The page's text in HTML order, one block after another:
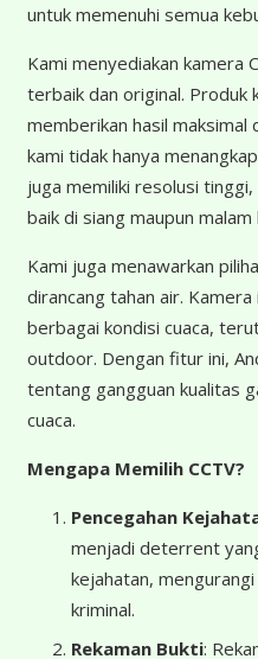
untuk memenuhi semua
Kami menyediakan kamera
terbaik dan original. Produk
memberikan hasil maksimal
kami tidak hanya
juga memiliki resolusi
baik di siang maupun malam
Kami juga menawarkan
dirancang tahan air.
berbagai kondisi cuaca,
outdoor. Dengan fitur ini,
tentang gangguan kualitas
cuaca.
Mengapa Memilih CCTV?
Pencegahan
menjadi deterrent
kejahatan,
kriminal.
Rekaman Bukti: